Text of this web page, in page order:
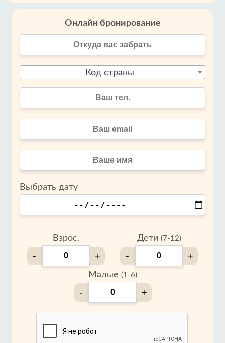
Онлайн бронирование
Код страны
Выбрать дату
Взрос.
- +
Дети (7-12)
- +
Малые (1-6)
- +